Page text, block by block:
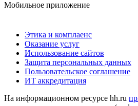
Мобильное приложение
Этика и комплаенс
Оказание услуг
Использование сайтов
Защита персональных данных
Пользовательское соглашение
ИТ аккредитация
На информационном ресурсе hh.ru